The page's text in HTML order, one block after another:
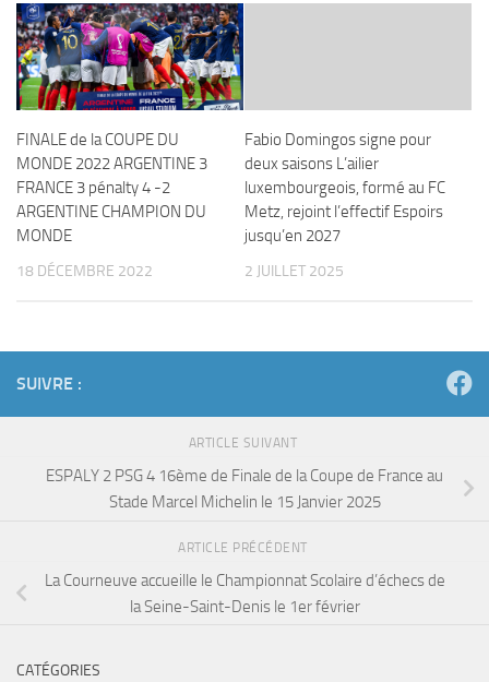
FINALE de la COUPE DU
MONDE 2022 ARGENTINE 3
FRANCE 3 pénalty 4 -2
ARGENTINE CHAMPION DU
MONDE
18 DÉCEMBRE 2022
Fabio Domingos signe pour
deux saisons L’ailier
luxembourgeois, formé au FC
Metz, rejoint l’effectif Espoirs
jusqu’en 2027
2 JUILLET 2025
SUIVRE :
ARTICLE SUIVANT
ESPALY 2 PSG 4 16ème de Finale de la Coupe de France au
Stade Marcel Michelin le 15 Janvier 2025
ARTICLE PRÉCÉDENT
La Courneuve accueille le Championnat Scolaire d’échecs de
la Seine-Saint-Denis le 1er février
CATÉGORIES